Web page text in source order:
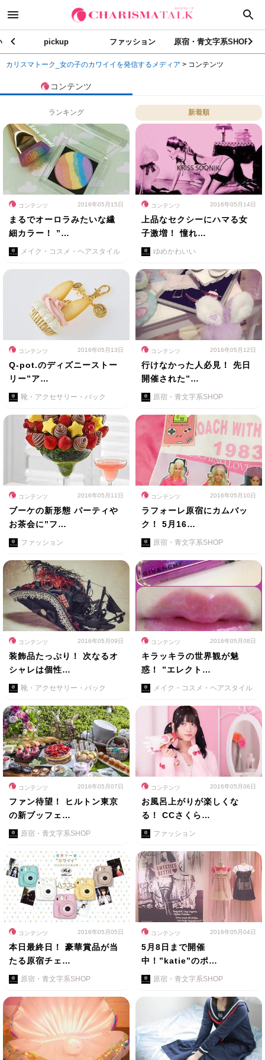
pickup ファッション 原宿・青文字系SHOP
カリスマトーク_女の子のカワイイを発信するメディア > コンテンツ
コンテンツ
ランキング 新着順
コンテンツ 2016年05月15日
まるでオーロラみたいな繊
細カラー！ ”…
メイク・コスメ・ヘアスタイル
コンテンツ 2016年05月14日
上品なセクシーにハマる女
子激増！ 憧れ…
ゆめかわいい
コンテンツ 2016年05月13日
Q-pot.のディズニーストー
リー”ア…
靴・アクセサリー・バック
コンテンツ 2016年05月12日
行けなかった人必見！ 先日
開催された”…
原宿・青文字系SHOP
コンテンツ 2016年05月11日
ブーケの新形態 パーティや
お茶会に”フ…
ファッション
コンテンツ 2016年05月10日
ラフォーレ原宿にカムバッ
ク！ 5月16…
原宿・青文字系SHOP
コンテンツ 2016年05月09日
装飾品たっぷり！ 次なるオ
シャレは個性…
靴・アクセサリー・バック
コンテンツ 2016年05月08日
キラッキラの世界観が魅
惑！ ”エレクト…
メイク・コスメ・ヘアスタイル
コンテンツ 2016年05月07日
ファン待望！ ヒルトン東京
の新ブッフェ…
原宿・青文字系SHOP
コンテンツ 2016年05月06日
お風呂上がりが楽しくな
る！ CCさくら…
ファッション
コンテンツ 2016年05月05日
本日最終日！ 豪華賞品が当
たる原宿チェ…
原宿・青文字系SHOP
コンテンツ 2016年05月04日
5月8日まで開催
中！”katie”のポ…
原宿・青文字系SHOP